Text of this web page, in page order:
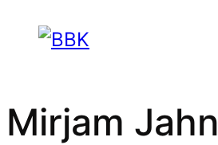
Mirjam Jahn